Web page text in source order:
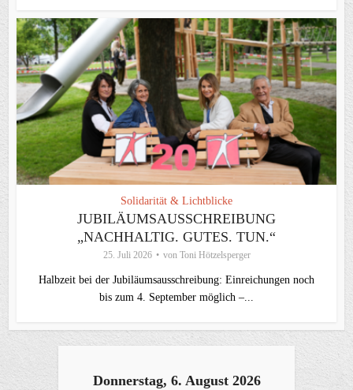
Solidarität & Lichtblicke
JUBILÄUMSAUSSCHREIBUNG
„NACHHALTIG. GUTES. TUN.“
25. Juli 2026 von Toni Hötzelsperger
Halbzeit bei der Jubiläumsausschreibung: Einreichungen noch
bis zum 4. September möglich –...
Donnerstag, 6. August 2026